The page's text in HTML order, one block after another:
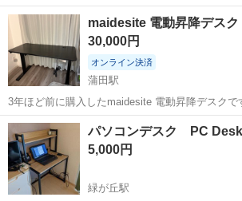
スタート！】早朝だけ！6-12時/フォークリフト
歓迎/大田市場/日払い可(1427) 【お仕事内容】 ・フォークリフトでの
荷物運...
東京 大田区
maidesite 電動昇降デスク
30,000円
オンライン決済
蒲田駅
3年ほど前に購入したmaidesite 電動昇降デスクで
55000円ほど 【サイズ】縦：60cm、横：120cm
降なし） 【傷などの状態】とくに目立った傷はあ
ルポ...
東京 大田区 テーブル
パソコンデスク PC Desk
5,000円
緑が丘駅